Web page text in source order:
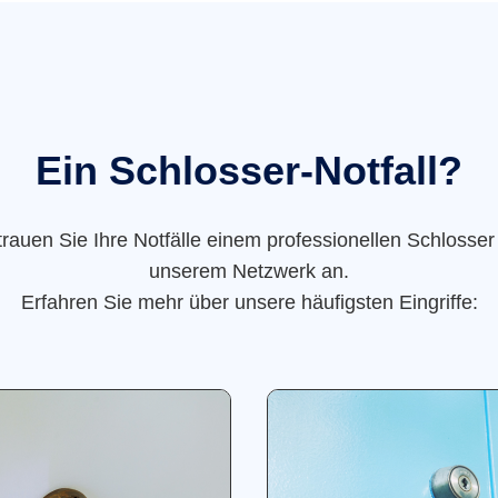
Ein Schlosser-Notfall?
Sie Ihre Notfälle einem professionellen
unserem Netzwerk an.
Erfahren Sie mehr über unsere häufigsten Eingriffe: